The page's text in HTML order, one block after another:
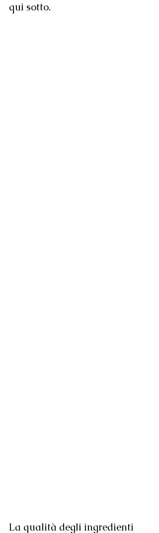
qui sotto.
La qualità degli ingredienti